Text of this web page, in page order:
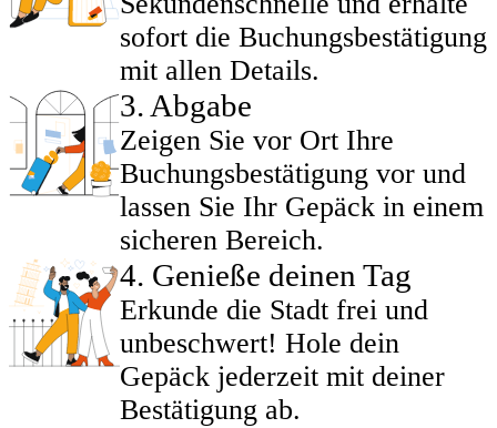
sofort die Buchungsbestätigung
mit allen Details.
3. Abgabe
Zeigen Sie vor Ort Ihre
Buchungsbestätigung vor und
lassen Sie Ihr Gepäck in einem
sicheren Bereich.
4. Genieße deinen Tag
Erkunde die Stadt frei und
unbeschwert! Hole dein
Gepäck jederzeit mit deiner
Bestätigung ab.